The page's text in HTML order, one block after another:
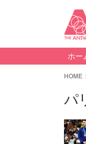
ホー
HOME
パ